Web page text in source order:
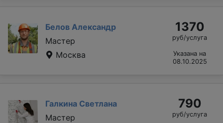
Белов Александр
Мастер
Москва
1370
руб/услуга
Указана на
08.10.2025
Галкина Светлана
Мастер
790
руб/услуга